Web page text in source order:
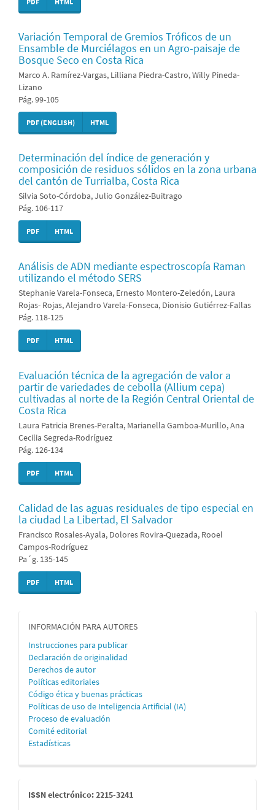
Variación Temporal de Gremios Tróficos de un
Ensamble de Murciélagos en un Agro-paisaje de
Bosque Seco en Costa Rica
Marco A. Ramírez-Vargas, Lilliana Piedra-Castro, Willy Pineda-
Lizano
Pág. 99-105
PDF (ENGLISH) HTML
Determinación del índice de generación y
composición de residuos sólidos en la zona urbana
del cantón de Turrialba, Costa Rica
Silvia Soto-Córdoba, Julio González-Buitrago
Pág. 106-117
PDF HTML
Análisis de ADN mediante espectroscopía Raman
utilizando el método SERS
Stephanie Varela-Fonseca, Ernesto Montero-Zeledón, Laura
Rojas- Rojas, Alejandro Varela-Fonseca, Dionisio Gutiérrez-Fallas
Pág. 118-125
PDF HTML
Evaluación técnica de la agregación de valor a
partir de variedades de cebolla (Allium cepa)
cultivadas al norte de la Región Central Oriental de
Costa Rica
Laura Patricia Brenes-Peralta, Marianella Gamboa-Murillo, Ana
Cecilia Segreda-Rodríguez
Pág. 126-134
PDF HTML
Calidad de las aguas residuales de tipo especial en
la ciudad La Libertad, El Salvador
Francisco Rosales-Ayala, Dolores Rovira-Quezada, Rooel
Campos-Rodríguez
Pa´g. 135-145
PDF HTML
informacion
INFORMACIÓN PARA AUTORES
Instrucciones para publicar
Declaración de originalidad
Derechos de autor
Políticas editoriales
Código ética y buenas prácticas
Políticas de uso de Inteligencia Artificial (IA)
Proceso de evaluación
Comité editorial
Estadísticas
issn
ISSN electrónico: 2215-3241